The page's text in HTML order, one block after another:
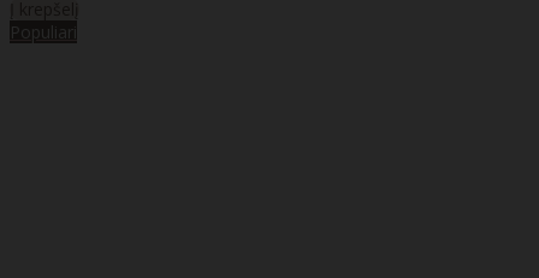
Populiari